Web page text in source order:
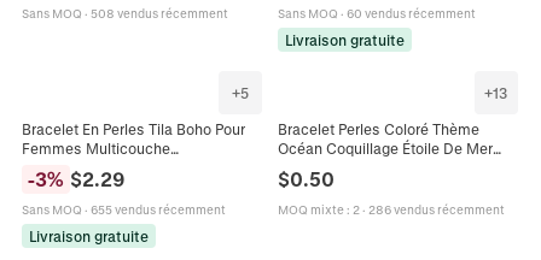
Sans MOQ · 508 vendus récemment Sans MOQ · 60 vendus récemment
Livraison gratuite
+5
Bracelet En Perles Tila Boho Pour
Femmes Multicouche
Superposable Émail Coloré Laqué
Géométrique Élastique Bijoux Plage
Été
-3% $2.29
Sans MOQ · 655 vendus récemment
Livraison gratuite
+13
Bracelet Perles Coloré Thème
Océan Coquillage Étoile De Mer
Poisson Tortue Style Plage
Vacances Bijoux Résine Pour
Femmes Filles
$0.50
MOQ mixte: 2· 286 vendus récemment